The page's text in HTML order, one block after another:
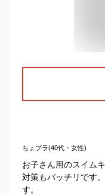
ちょプラ(40代・女性)
お子さん用のスイム
対策もバッチリです
す。